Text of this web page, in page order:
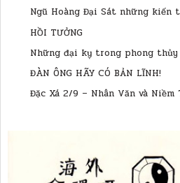
Ngũ Hoàng Đại Sát những kiến
HỒI TƯỞNG
Những đại kỵ trong phong thủy
ĐÀN ÔNG HÃY CÓ BẢN LĨNH!
Đặc Xá 2/9 – Nhân Văn và Niềm